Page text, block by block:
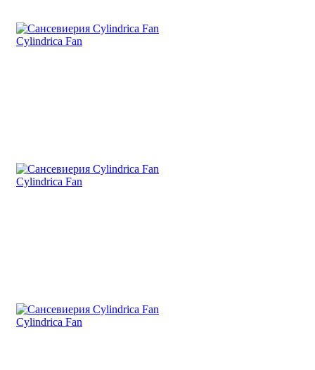
Cylindrica Fan
Cylindrica Fan
Cylindrica Fan